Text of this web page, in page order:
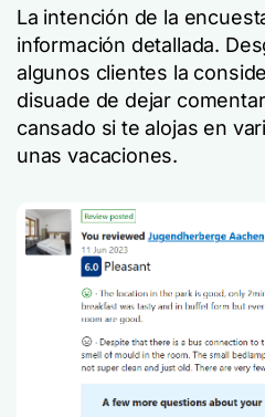
La intención de la
información detallada.
algunos clientes la
disuade de dejar
cansado si te alojas en
unas vacaciones.